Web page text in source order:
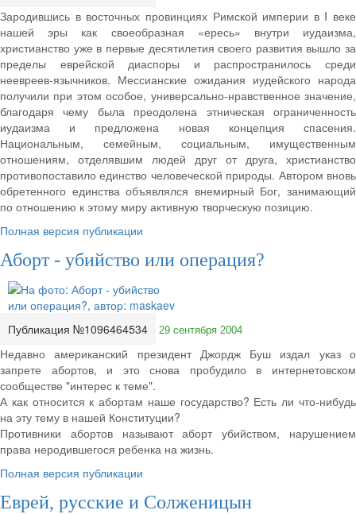
Зародившись в восточных провинциях Римской империи в I веке
нашей эры как своеобразная «ересь» внутри иудаизма,
христианство уже в первые десятилетия своего развития вышло за
пределы еврейской диаспоры и распространилось среди
неевреев-язычников. Мессианские ожидания иудейского народа
получили при этом особое, универсально-нравственное значение,
благодаря чему была преодолена этническая ограниченность
иудаизма и предложена новая концепция спасения.
Национальным, семейным, социальным, имущественным
отношениям, отделявшим людей друг от друга, христианство
противопоставило единство человеческой природы. Автором вновь
обретенного единства объявлялся внемирный Бог, занимающий
по отношению к этому миру активную творческую позицию.
Полная версия публикации
Аборт - убийство или операция?
Публикация №1096464534 29 сентября 2004
Недавно американский президент Джордж Буш издал указ о
запрете абортов, и это снова пробудило в интернетовском
сообществе "интерес к теме".
А как относится к абортам наше государство? Есть ли что-нибудь
на эту тему в нашей Конституции?
Противники абортов называют аборт убийством, нарушением
права неродившегося ребенка на жизнь.
Полная версия публикации
Еврей, русские и Солженицын